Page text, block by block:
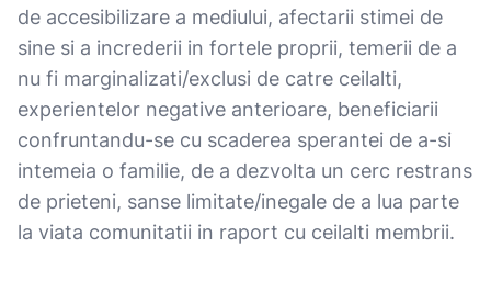
de accesibilizare a mediului, afectarii stimei de
sine si a increderii in fortele proprii, temerii de a
nu fi marginalizati/exclusi de catre ceilalti,
experientelor negative anterioare, beneficiarii
confruntandu-se cu scaderea sperantei de a-si
intemeia o familie, de a dezvolta un cerc restrans
de prieteni, sanse limitate/inegale de a lua parte
la viata comunitatii in raport cu ceilalti membrii.